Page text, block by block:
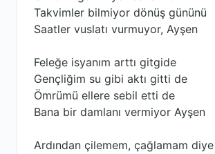
Takvimler bilmiyor dönüş gününü
Saatler vuslatı vurmuyor, Ayşen
Feleğe isyanım arttı gitgide
Gençliğim su gibi aktı gitti de
Ömrümü ellere sebil etti de
Bana bir damlanı vermiyor Ayşen
Ardından çilemem, çağlamam diye